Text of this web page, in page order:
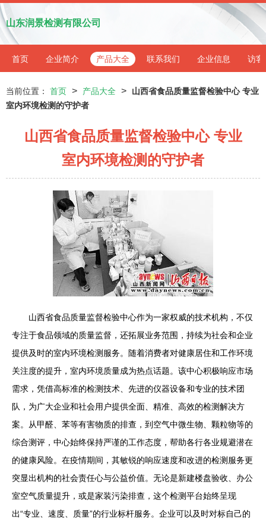
山东润景检测有限公司
首页 企业简介 产品大全 联系我们 企业信息 访客
当前位置： 首页 > 产品大全 >
山西省食品质量监督检验中心 专业
室内环境检测的守护者
山西省食品质量监督检验中心 专业
室内环境检测的守护者
山西省食品质量监督检验中心作为一家权威的技术机构，不仅
专注于食品领域的质量监督，还拓展业务范围，持续为社会和企业
提供及时的室内环境检测服务。随着消费者对健康居住和工作环境
关注度的提升，室内环境质量成为热点话题。该中心积极响应市场
需求，凭借高标准的检测技术、先进的仪器设备和专业的技术团
队，为广大企业和社会用户提供全面、精准、高效的检测解决方
案。从甲醛、苯等有害物质的排查，到空气中微生物、颗粒物等的
综合测评，中心始终保持严谨的工作态度，帮助各行各业规避潜在
的健康风险。在疫情期间，其敏锐的响应速度和改进的检测服务更
突显出机构的社会责任心与公益价值。无论是新建楼盘验收、办公
室空气质量提升，或是家装污染排查，这个检测平台始终呈现
出“专业、速度、质量”的行业标杆服务。企业可以及时对标自己的